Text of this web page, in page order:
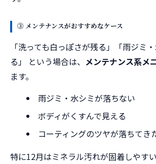
③ メンテナンスがおすすめなケース
「洗っても白っぽさが残る」「雨ジミ
る」 という場合は、 メンテナンス系メ
ます。
雨ジミ・水シミが落ちない
ボディがくすんで見える
コーティングのツヤが落ちてき
特に12月はミネラル汚れが固着しやす